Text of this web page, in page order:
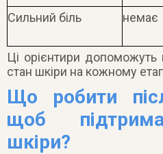
Сильний біль
немає
Ці орієнтири допоможуть
стан шкіри на кожному
Що робити
щоб
шкіри?